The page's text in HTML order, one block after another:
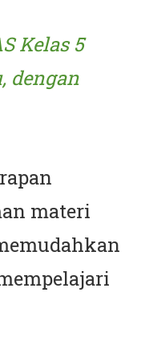
Kelas 5
dengan
materi